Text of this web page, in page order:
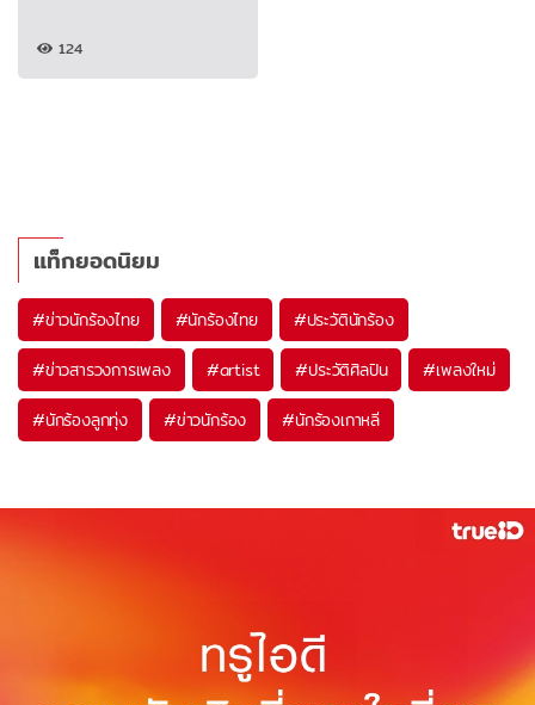
124
แท็กยอดนิยม
#ข่าวนักร้องไทย #นักร้องไทย #ประวัตินักร้อง
#ข่าวสารวงการเพลง #artist #ประวัติศิลปิน #เพลงใหม่
#นักร้องลูกทุ่ง #ข่าวนักร้อง #นักร้องเกาหลี